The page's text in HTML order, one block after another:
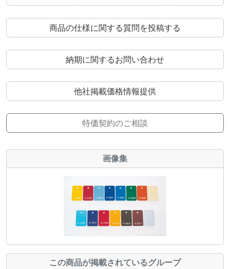
商品の仕様に関する質問を投稿する
納期に関するお問い合わせ
他社掲載価格情報提供
特価契約のご相談
画像集
この商品が掲載されているグループ